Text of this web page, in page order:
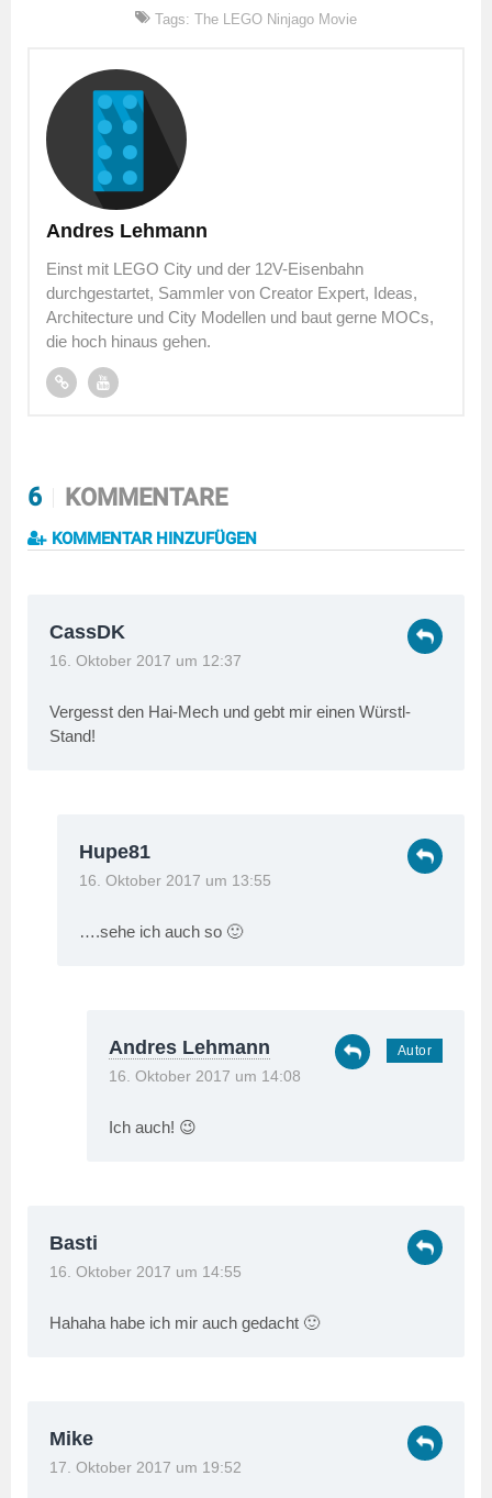
Tags: The LEGO Ninjago Movie
Andres Lehmann
Einst mit LEGO City und der 12V-Eisenbahn
durchgestartet, Sammler von Creator Expert, Ideas,
Architecture und City Modellen und baut gerne MOCs,
die hoch hinaus gehen.
6 KOMMENTARE
KOMMENTAR HINZUFÜGEN
CassDK
16. Oktober 2017 um 12:37
Vergesst den Hai-Mech und gebt mir einen Würstl-
Stand!
Hupe81
16. Oktober 2017 um 13:55
….sehe ich auch so 🙂
Andres Lehmann
16. Oktober 2017 um 14:08
Ich auch! 😉
Basti
16. Oktober 2017 um 14:55
Hahaha habe ich mir auch gedacht 🙂
Mike
17. Oktober 2017 um 19:52